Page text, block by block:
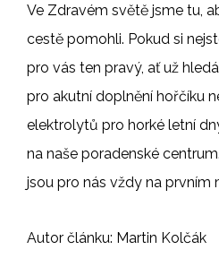
Ve Zdravém světě jsme tu,
cestě pomohli. Pokud si
pro vás ten pravý, ať už
pro akutní doplnění hořčíku
elektrolytů pro horké letní
na naše poradenské
jsou pro nás vždy na prvním
Autor článku: Martin Kolčák